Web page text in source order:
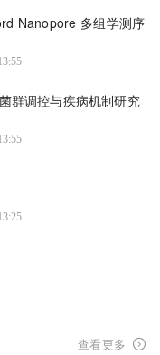
Nanopore 多组学测序
群调控与疾病机制研究
查看更多